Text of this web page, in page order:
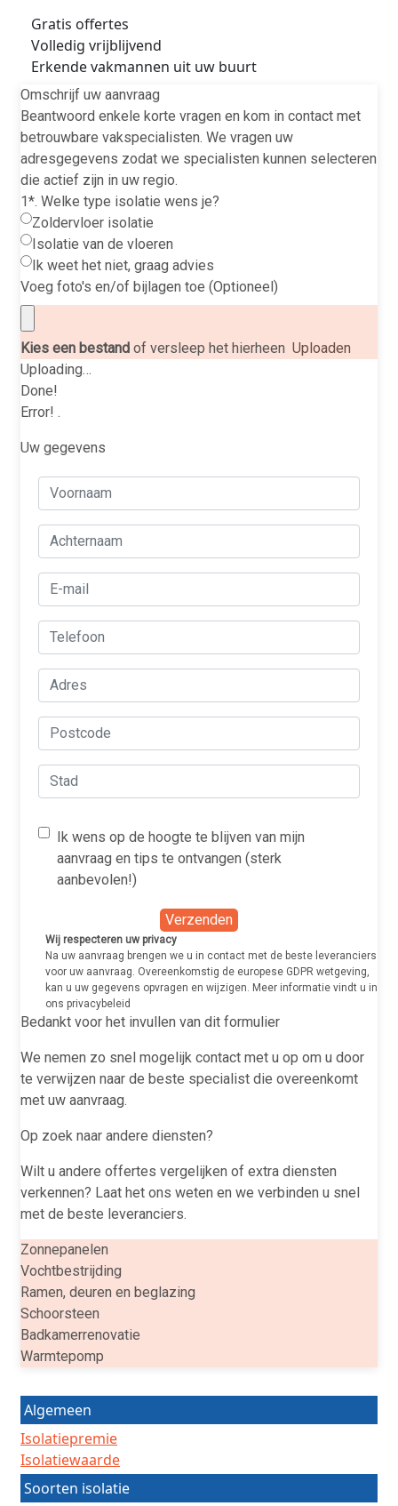
Gratis offertes
Volledig vrijblijvend
Erkende vakmannen uit uw buurt
Omschrijf uw aanvraag
Beantwoord enkele korte vragen en kom in contact met
betrouwbare vakspecialisten. We vragen uw
adresgegevens zodat we specialisten kunnen selecteren
die actief zijn in uw regio.
1*. Welke type isolatie wens je?
Zoldervloer isolatie
Isolatie van de vloeren
Ik weet het niet, graag advies
Voeg foto's en/of bijlagen toe (Optioneel)
Kies een bestand of versleep het hierheen Uploaden
Uploading…
Done!
Error! .
Uw gegevens
Ik wens op de hoogte te blijven van mijn
aanvraag en tips te ontvangen (sterk
aanbevolen!)
Verzenden
Wij respecteren uw privacy
Na uw aanvraag brengen we u in contact met de beste leveranciers
voor uw aanvraag. Overeenkomstig de europese GDPR wetgeving,
kan u uw gegevens opvragen en wijzigen. Meer informatie vindt u in
ons privacybeleid
Bedankt voor het invullen van dit formulier
We nemen zo snel mogelijk contact met u op om u door
te verwijzen naar de beste specialist die overeenkomt
met uw aanvraag.
Op zoek naar andere diensten?
Wilt u andere offertes vergelijken of extra diensten
verkennen? Laat het ons weten en we verbinden u snel
met de beste leveranciers.
Zonnepanelen
Vochtbestrijding
Ramen, deuren en beglazing
Schoorsteen
Badkamerrenovatie
Warmtepomp
Algemeen
Isolatiepremie
Isolatiewaarde
Soorten isolatie